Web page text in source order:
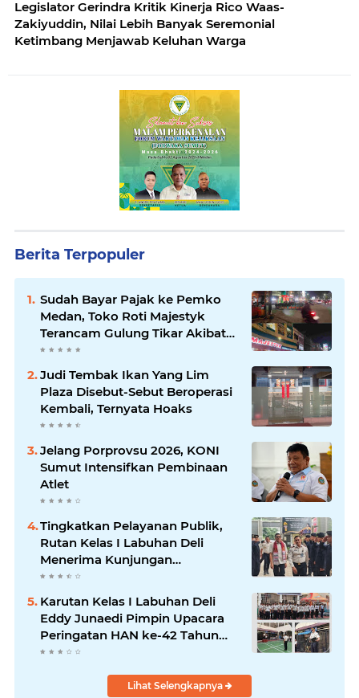
Legislator Gerindra Kritik Kinerja Rico Waas-
Zakiyuddin, Nilai Lebih Banyak Seremonial
Ketimbang Menjawab Keluhan Warga
Berita Terpopuler
Sudah Bayar Pajak ke Pemko
Medan, Toko Roti Majestyk
Terancam Gulung Tikar Akibat
Akses Jalan Ditutup Pedagang
Angkringan
Judi Tembak Ikan Yang Lim
Plaza Disebut-Sebut Beroperasi
Kembali, Ternyata Hoaks
Jelang Porprovsu 2026, KONI
Sumut Intensifkan Pembinaan
Atlet
Tingkatkan Pelayanan Publik,
Rutan Kelas I Labuhan Deli
Menerima Kunjungan
Rombongan Staf Khusus
Menteri Imipas
Karutan Kelas I Labuhan Deli
Eddy Junaedi Pimpin Upacara
Peringatan HAN ke-42 Tahun
2026
Lihat Selengkapnya